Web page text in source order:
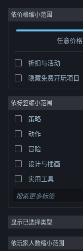
登录
关于
客服
依价格缩小范围
任意价格
折扣与活动
隐藏免费开玩项目
依标签缩小范围
策略
动作
冒险
设计与插画
实用工具
免费开玩
角色扮演
大型多人在线
独立
显示已选择类型
依玩家人数缩小范围
发行商: Hypergryph
排序依据 相关性
0 个匹配的搜索结果。